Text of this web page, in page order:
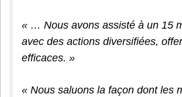
« … Nous avons assisté à un 15
avec des actions diversifiées,
efficaces. »
« Nous saluons la façon dont les